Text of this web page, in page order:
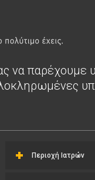
να παρέχουμε
Περιοχή Ιατρών